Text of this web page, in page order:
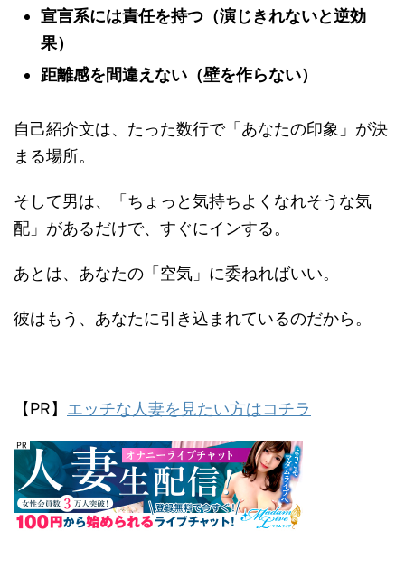
宣言系には責任を持つ（演じきれないと逆効
果）
距離感を間違えない（壁を作らない）
自己紹介文は、たった数行で「あなたの印象」が決
まる場所。
そして男は、
「ちょっと気持ちよくなれそうな気
配」があるだけで、すぐにインする。
あとは、あなたの「空気」に委ねればいい。
彼はもう、あなたに引き込まれているのだから。
【PR】 エッチな人妻を見たい方はコチラ